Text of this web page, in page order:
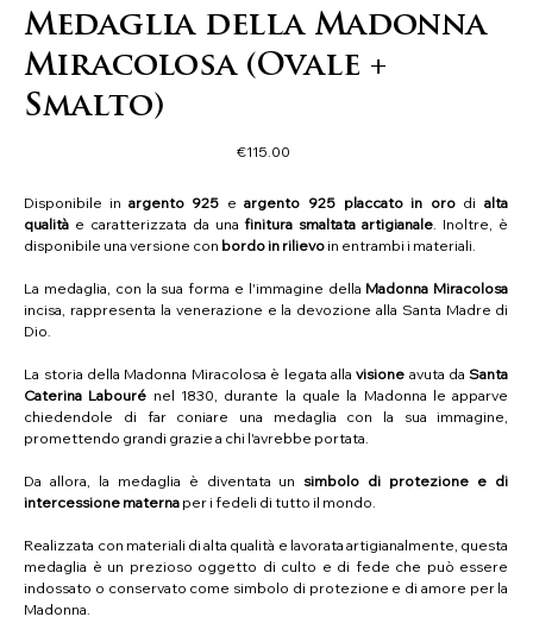
Medaglia della Madonna
Miracolosa (Ovale +
Smalto)
Price
€115.00
Disponibile inargento 925 eargento 925 placcato in oro dialta
qualità e caratterizzata da unafinitura smaltata artigianale. Inoltre, è
disponibile una versione con bordo in rilievoin entrambi i materiali.
La medaglia, con la sua forma e l'immagine della Madonna Miracolosa
incisa, rappresenta la venerazione e la devozione alla Santa Madre di
Dio.
La storia della Madonna Miracolosa è legata allavisione avuta daSanta
Caterina Labouré nel 1830, durante la quale la Madonna le apparve
chiedendole di far coniare una medaglia con la sua immagine,
promettendo grandi grazie a chi l'avrebbe portata.
Da allora, la medaglia è diventata un simbolo di protezione e di
intercessione materna per i fedeli di tutto il mondo.
Realizzata con materiali di alta qualità e lavorata artigianalmente, questa
medaglia è un prezioso oggetto di culto e di fede che può essere
indossato o conservato come simbolo di protezione e di amore per la
Madonna.